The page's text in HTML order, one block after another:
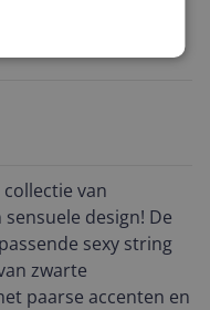
van
design! De
sexy string
zwarte
paarse accenten en